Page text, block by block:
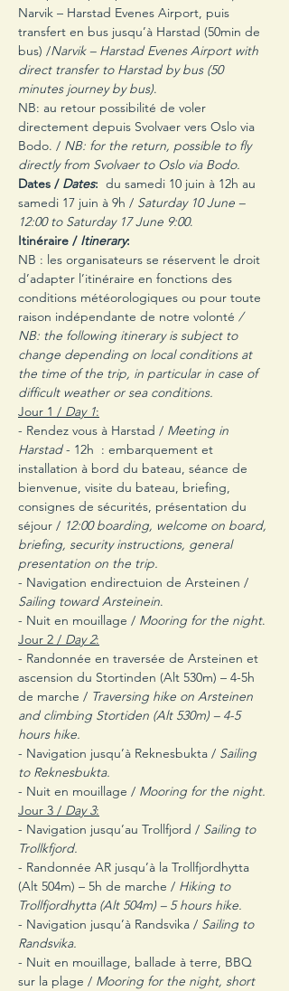
Narvik – Harstad Evenes Airport, puis
transfert en bus jusqu’à Harstad (50min de
bus) /Narvik – Harstad Evenes Airport with
direct transfer to Harstad by bus (50
minutes journey by bus).
NB: au retour possibilité de voler
directement depuis Svolvaer vers Oslo via
Bodo. / NB: for the return, possible to fly
directly from Svolvaer to Oslo via Bodo.
Dates / Dates: du samedi 10 juin à 12h au
samedi 17 juin à 9h / Saturday 10 June –
12:00 to Saturday 17 June 9:00.
Itinéraire / Itinerary:
NB : les organisateurs se réservent le droit
d’adapter l’itinéraire en fonctions des
conditions météorologiques ou pour toute
raison indépendante de notre volonté /
NB: the following itinerary is subject to
change depending on local conditions at
the time of the trip, in particular in case of
difficult weather or sea conditions.
Jour 1 / Day 1:
- Rendez vous à Harstad / Meeting in
Harstad - 12h  : embarquement et
installation à bord du bateau, séance de
bienvenue, visite du bateau, briefing,
consignes de sécurités, présentation du
séjour / 12:00 boarding, welcome on board,
briefing, security instructions, general
presentation on the trip.
- Navigation endirectuion de Arsteinen /
Sailing toward Arsteinein.
- Nuit en mouillage / Mooring for the night.
Jour 2 / Day 2:
- Randonnée en traversée de Arsteinen et
ascension du Stortinden (Alt 530m) – 4-5h
de marche / Traversing hike on Arsteinen
and climbing Stortiden (Alt 530m) – 4-5
hours hike.
- Navigation jusqu’à Reknesbukta / Sailing
to Reknesbukta.
- Nuit en mouillage / Mooring for the night.
Jour 3 / Day 3:
- Navigation jusqu’au Trollfjord / Sailing to
Trollkfjord.
- Randonnée AR jusqu’à la Trollfjordhytta
(Alt 504m) – 5h de marche / Hiking to
Trollfjordhytta (Alt 504m) – 5 hours hike.
- Navigation jusqu’à Randsvika / Sailing to
Randsvika.
- Nuit en mouillage, ballade à terre, BBQ
sur la plage / Mooring for the night, short